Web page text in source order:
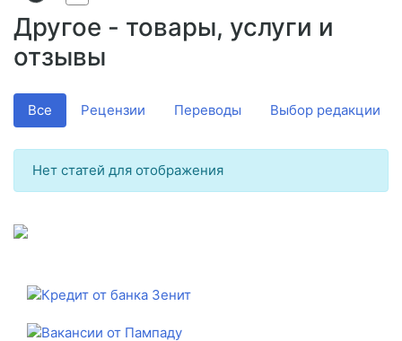
Другое - товары, услуги и
отзывы
Все Рецензии Переводы Выбор редакции
Нет статей для отображения